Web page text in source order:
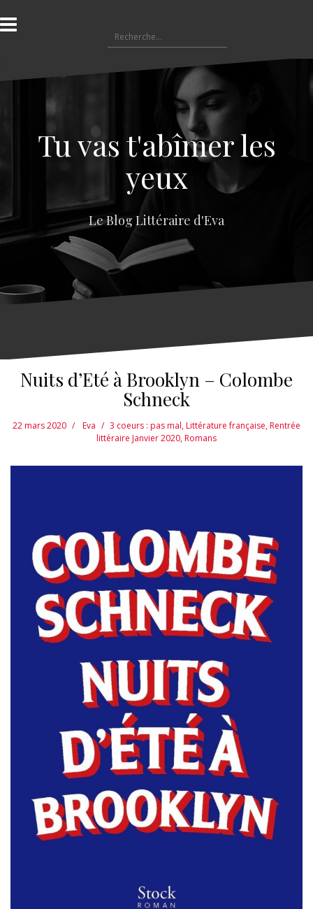
l
a
e
e
Tu vas t'abîmer les
yeux
Le Blog Littéraire d'Eva
Nuits d’Eté à Brooklyn – Colombe
Schneck
22 mars 2020 Eva 3 coeurs : pas mal,Littérature française,Rentrée
littéraire Janvier 2020,Romans